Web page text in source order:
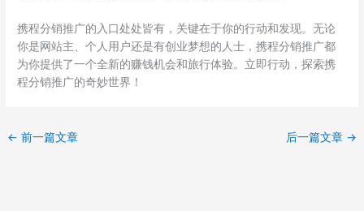
携程分销推广的入口处处皆有，关键在于你的行动和发现。无论
你是网站主、个人用户还是有创业梦想的人士，携程分销推广都
为你提供了一个全新的赚钱机会和旅行体验。立即行动，探索携
程分销推广的奇妙世界！
← 前一篇文章 后一篇文章 →